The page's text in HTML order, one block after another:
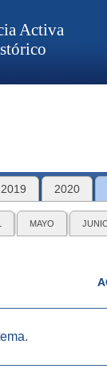
Activa
2019 2020
MAYO